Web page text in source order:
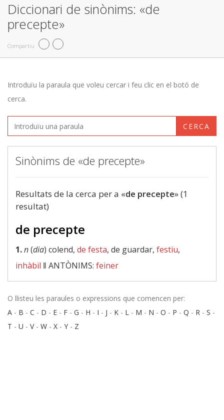
Diccionari de sinònims: «de
precepte»
Compartiu
Introduïu la paraula que voleu cercar i feu clic en el botó de
cerca.
CERCA
Sinònims de «de precepte»
Resultats de la cerca per a «de precepte» (1
resultat)
de precepte
1.n(dia) colend, de festa, de guardar, festiu,
inhàbil ‖ ANTÒNIMS: feiner
O llisteu les paraules o expressions que comencen per:
A - B - C - D - E - F - G - H - I - J - K - L - M - N - O - P - Q - R - S -
T - U - V- W - X - Y - Z